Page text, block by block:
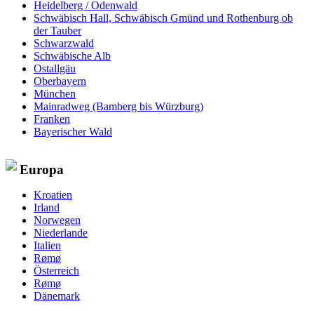
Heidelberg / Odenwald
Schwäbisch Hall, Schwäbisch Gmünd und Rothenburg ob
der Tauber
Schwarzwald
Schwäbische Alb
Ostallgäu
Oberbayern
München
Mainradweg (Bamberg bis Würzburg)
Franken
Bayerischer Wald
Europa
Kroatien
Irland
Norwegen
Niederlande
Italien
Rømø
Österreich
Rømø
Dänemark